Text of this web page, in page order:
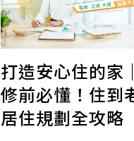
打造安心住的家
修前必懂！住到
居住規劃全攻略